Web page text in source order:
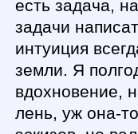
есть задача,
задачи
интуиция
земли. Я
вдохновение,
лень, уж она-